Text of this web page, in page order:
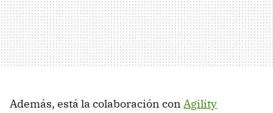
Además, está la colaboración con Agility